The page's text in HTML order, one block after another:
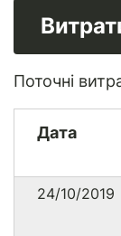
Поточні
Дата
24/10/2019